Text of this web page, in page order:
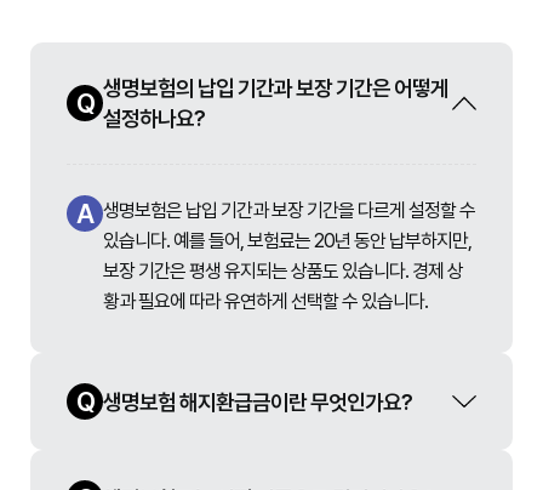
Q 생명보험의 납입 기간과 보장 기간은 어떻게
설정하나요?
A 생명보험은 납입 기간과 보장 기간을 다르게 설정할 수
있습니다. 예를 들어, 보험료는 20년 동안 납부하지만,
보장 기간은 평생 유지되는 상품도 있습니다. 경제 상
황과 필요에 따라 유연하게 선택할 수 있습니다.
Q 생명보험 해지환급금이란 무엇인가요?